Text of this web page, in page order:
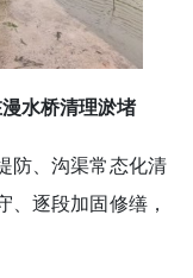
水桥清理淤堵
防、沟渠常态化清
逐段加固修缮，